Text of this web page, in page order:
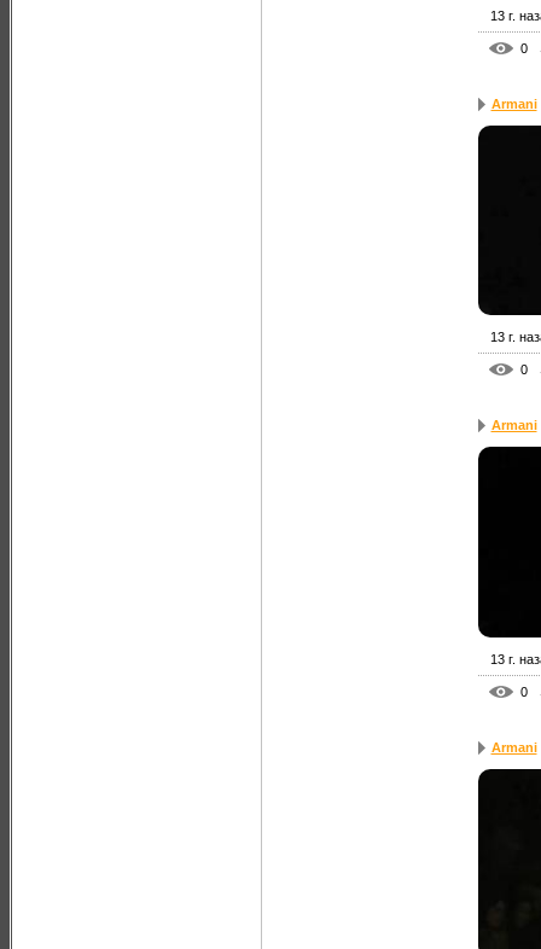
13 г.
0
Armani
13 г.
0
Armani
13 г.
0
Armani